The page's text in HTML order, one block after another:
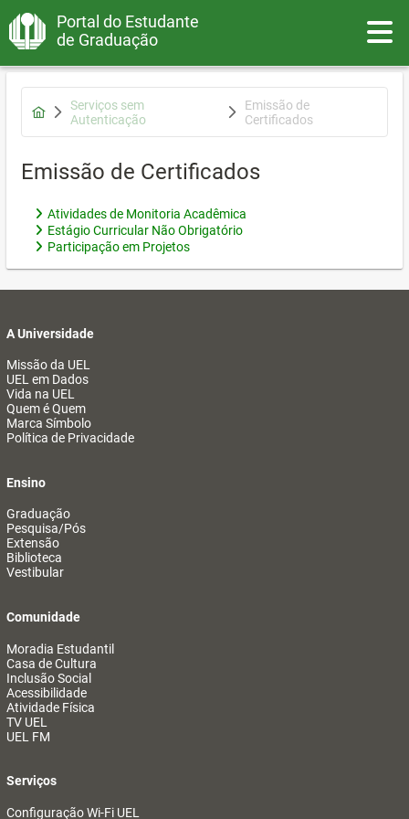
Portal do Estudante
de Graduação
Serviços sem
Autenticação
Emissão de
Certificados
Emissão de Certificados
Atividades de Monitoria Acadêmica
Estágio Curricular Não Obrigatório
Participação em Projetos
A Universidade
Missão da UEL
UEL em Dados
Vida na UEL
Quem é Quem
Marca Símbolo
Política de Privacidade
Ensino
Graduação
Pesquisa/Pós
Extensão
Biblioteca
Vestibular
Comunidade
Moradia Estudantil
Casa de Cultura
Inclusão Social
Acessibilidade
Atividade Física
TV UEL
UEL FM
Serviços
Configuração Wi-Fi UEL